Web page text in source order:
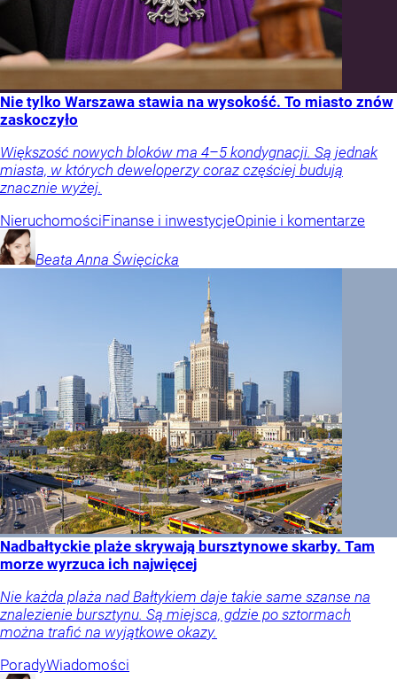
Nie tylko Warszawa stawia na wysokość. To miasto znów
zaskoczyło
Większość nowych bloków ma 4–5 kondygnacji. Są jednak
miasta, w których deweloperzy coraz częściej budują
znacznie wyżej.
NieruchomościFinanse i inwestycjeOpinie i komentarze
Beata Anna Święcicka
Nadbałtyckie plaże skrywają bursztynowe skarby. Tam
morze wyrzuca ich najwięcej
Nie każda plaża nad Bałtykiem daje takie same szanse na
znalezienie bursztynu. Są miejsca, gdzie po sztormach
można trafić na wyjątkowe okazy.
PoradyWiadomości